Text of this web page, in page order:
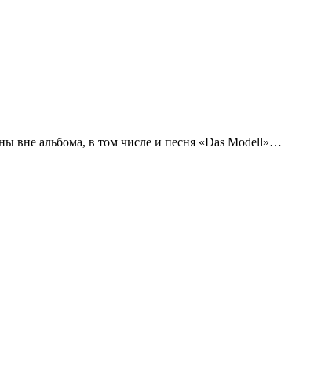
вне альбома, в том числе и песня «Das Modell»…